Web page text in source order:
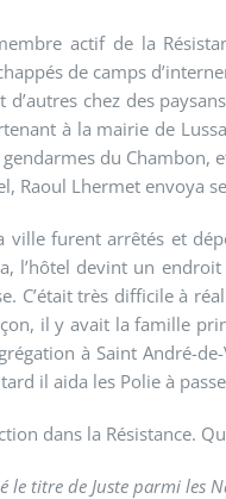
actif de la
de camps
chez des
à la mairie de
du
Raoul Lhermet envoya
furent arrêtés et
l’hôtel devint un
C’était très difficile à
il y avait la famille
à Saint André-
il aida les Polie à
dans la Résistance.
le titre de Juste parmi les